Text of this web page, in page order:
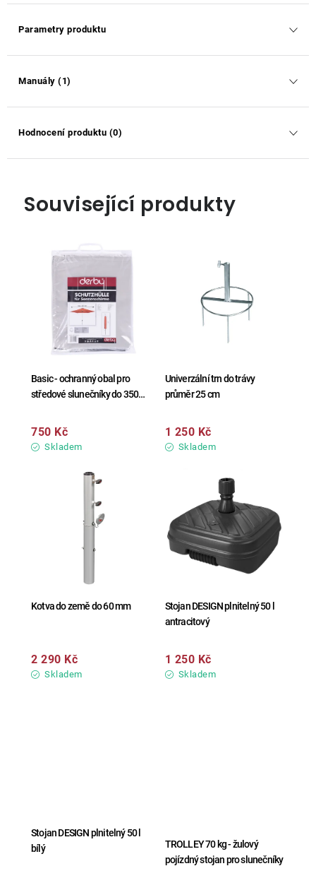
Parametry produktu
Manuály (1)
Hodnocení produktu (0)
Související produkty
Basic - ochranný obal pro
středové slunečníky do 350
Skladem
750 Kč
Univerzální trn do trávy
průměr 25 cm
Skladem
1 250 Kč
Kotva do země do 60 mm
Skladem
2 290 Kč
Stojan DESIGN plnitelný 50 l
antracitový
Skladem
1 250 Kč
Stojan DESIGN plnitelný 50 l
bílý
TROLLEY 70 kg - žulový
pojízdný stojan pro slunečníky